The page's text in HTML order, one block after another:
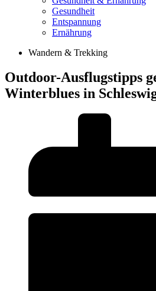
Gesundheit
Entspannung
Ernährung
Wandern & Trekking
Outdoor-Ausflugstipps
Winterblues in